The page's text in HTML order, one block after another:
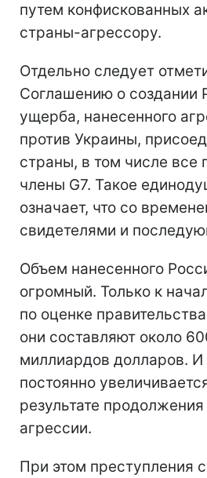
путем конфискованных
страны-агрессору.
Отдельно следует
Соглашению о создании
ущерба, нанесенного
против Украины,
страны, в том числе все
члены G7. Такое
означает, что со
свидетелями и
Объем нанесенного
огромный. Только к
по оценке
они составляют около
миллиардов долларов. И
постоянно
результате
агрессии.
При этом преступления